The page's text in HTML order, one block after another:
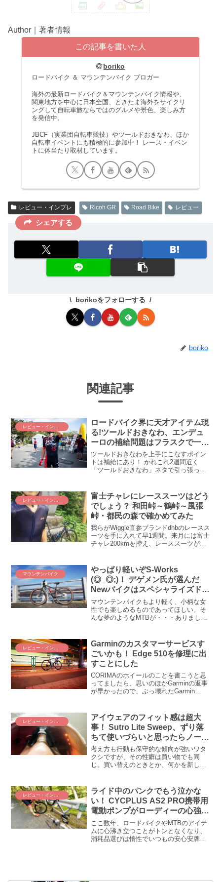
Author｜著者情報
この記事を書いた人
boriko
ロードバイク ＆ マウンテンバイク ブロガー
海外の最新ロードバイク＆マウンテンバイク情報や、
関東地方を中心に日本全国、ときたま海外をサイクリ
ングして自転車旅ならではのグルメや景色、楽しみ方
を発信中。
JBCF（実業団自転車競技）やツールドおきなわ、ほか
自転車イベントにも積極的に参加中！ レース・イベン
トに体当たり取材しています。
レビュー・インプレ Ricoh GR Road Bike レビュー
シェアする
borikoをフォローする
boriko
関連記事
ロードバイク界に天才アイテム現
る!ツールドおきなわ、エンデュ
ーロの補給問題はフラスクで一発
解決
ツールドおきなわを上手にこなすポイン
トは補給にあり！ かれこれ2週間近く
「ツールドおきなわ」ネタで引っ張って
いのに(;´Д｀) そうです、まだ続くんで
す、“おきなわ”が...
レビュー・インプレ
富士チャレにレーススーツはどう
でしょう？ 和田峠～鶴峠～風張
峠・都民の森で確かめてみた
我らがWiggle直参ブランドdhbのレースス
ーツを手に入れて早1週間。来月には富士
チャレ200kmを控え、レーススーツがロ
に和田峠～鶴峠～風張峠を越える
200km...
マウンテンバイク
やっぱり軽いぞS-Works
(◎_◎;)！ デゲメン氏が選んだ
Newバイクはスペシャライズド
S-Works Epic HTでした
マウンテンバイクもより軽く、小柄な女
性でも楽しめるものであってほしい。そ
んな夢のようなMTBが・・・ありました
テンバイクを販売しているではありませ
んか！ その名もS-Works Epic HT。軽さ
重視だけでS-Works Epic HTを購入して
みました。
Garminのカスタマーサービスす
ごいかも！ Edge 510を修理に出
すことにした
CORIMAのホイールのことを書こうと思
ってましたら、思いのほかGarminの返事
が早かったので、ぶっ壊れたGarmin
返事！...
アイウェアのフィット感は超大
事！ Sutro Lite Sweep、ずり落
ちて使いづらいと思ったらノーズ
パッド交換するの忘れてました(;
´Д｀)
考え方も行動も保守的な傾向が強いワタ
クシですが、その性癖は買い物でも同
じ。買い替えのときとか、何かを新しく
カーのものしか選びません（特にタイヤ
とかフレームとか）。今回のお話もそん
な保守的傾向のお話。サングラスはね
ぇ、最初に買ったオークリーを是が非で
も使い続けたいのでありますよ。
レビュー・インプレ
ライド中のパンクでもう泣かな
い！ CYCPLUS AS2 PRO携帯用
電動ポンプがローディーの心強い
味方になってくれそうです(ﾟ
∀ﾟ)！
ここ数年、ロードバイクやMTBのアイテ
ムに心沸き立つことがトンとなくなり、
消耗品選びは惰性でいつもの安心安牌な